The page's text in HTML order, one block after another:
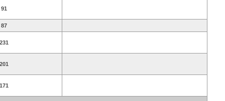
91
87
231
201
171